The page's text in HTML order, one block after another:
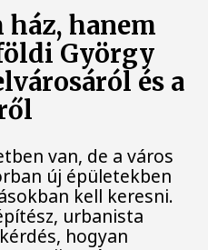
ház, hanem
György
és a
van, de a város
új épületekben
kell keresni.
urbanista
hogyan